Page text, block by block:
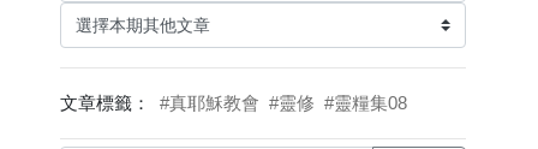
文章標籤： #真耶穌教會 #靈修 #靈糧集08